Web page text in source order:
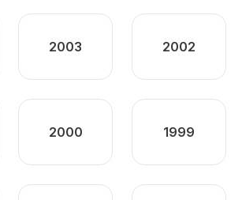
2003 2002
2000 1999